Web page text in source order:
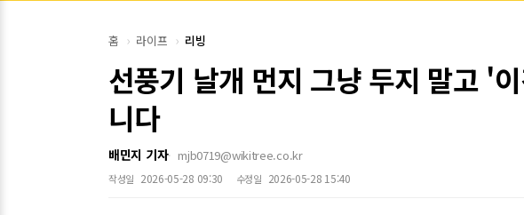
홈 라이프 리빙
선풍기 날개 먼지 그냥 두지 말고 '
니다
배민지 기자 mjb0719@wikitree.co.kr
작성일 2026-05-28 09:30 수정일 2026-05-28 15:40